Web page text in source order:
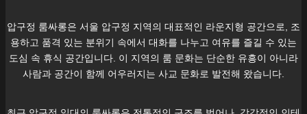
압구정 룸싸롱은 서울 압구정 지역의 대표적인 라운지형 공간으로, 조
용하고 품격 있는 분위기 속에서 대화를 나누고 여유를 즐길 수 있는
도심 속 휴식 공간입니다. 이 지역의 룸 문화는 단순한 유흥이 아니라
사람과 공간이 함께 어우러지는 사교 문화로 발전해 왔습니다.